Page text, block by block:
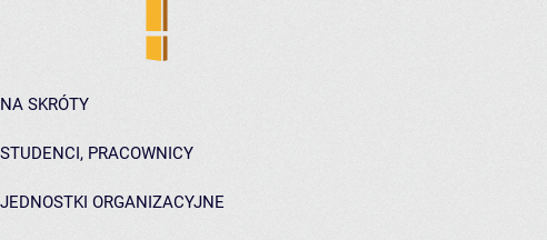
NA SKRÓTY
STUDENCI, PRACOWNICY
JEDNOSTKI ORGANIZACYJNE